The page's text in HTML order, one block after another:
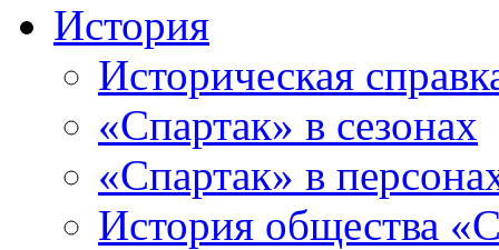
История
Историческая
«Спартак» в сезонах
«Спартак» в
История общества